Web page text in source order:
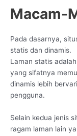
Macam-
Pada dasarnya,
statis dan dinamis.
Laman statis
yang sifatnya
dinamis lebih
pengguna.
Selain kedua jenis
ragam laman lain